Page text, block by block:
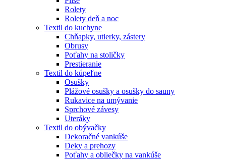
Rolety
Rolety deň a noc
Textil do kuchyne
Chňapky, utierky, zástery
Obrusy
Poťahy na stoličky
Prestieranie
Textil do kúpeľne
Osušky
Plážové osušky a osušky do sauny
Rukavice na umývanie
Sprchové závesy
Uteráky
Textil do obývačky
Dekoračné vankúše
Deky a prehozy
Poťahy a obliečky na vankúše